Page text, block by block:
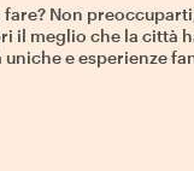
Non
il meglio che la città
e esperienze